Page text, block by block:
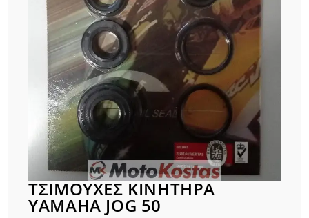
ΤΣΙΜΟΥΧΕΣ ΚΙΝΗΤΗΡΑ
YAMAHA JOG 50